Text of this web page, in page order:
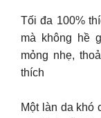
Tối đa 100%
mà không hề
mỏng nhẹ,
thích
Một làn da khó